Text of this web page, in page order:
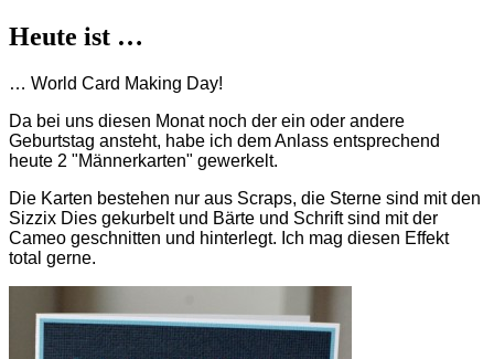
Heute ist …
… World Card Making Day!
Da bei uns diesen Monat noch der ein oder andere
Geburtstag ansteht, habe ich dem Anlass entsprechend
heute 2 "Männerkarten" gewerkelt.
Die Karten bestehen nur aus Scraps, die Sterne sind mit den
Sizzix Dies gekurbelt und Bärte und Schrift sind mit der
Cameo geschnitten und hinterlegt. Ich mag diesen Effekt
total gerne.